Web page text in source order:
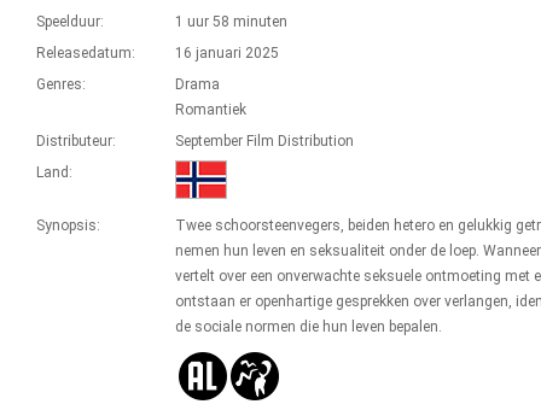
Speelduur:
1 uur 58 minuten
Releasedatum:
16 januari 2025
Genres:
Drama
Romantiek
Distributeur:
September Film Distribution
Land:
Synopsis:
Twee schoorsteenvegers, beiden hetero en gelukkig
nemen hun leven en seksualiteit onder de loep.
vertelt over een onverwachte seksuele ontmoeting met
ontstaan er openhartige gesprekken over verlangen,
de sociale normen die hun leven bepalen.